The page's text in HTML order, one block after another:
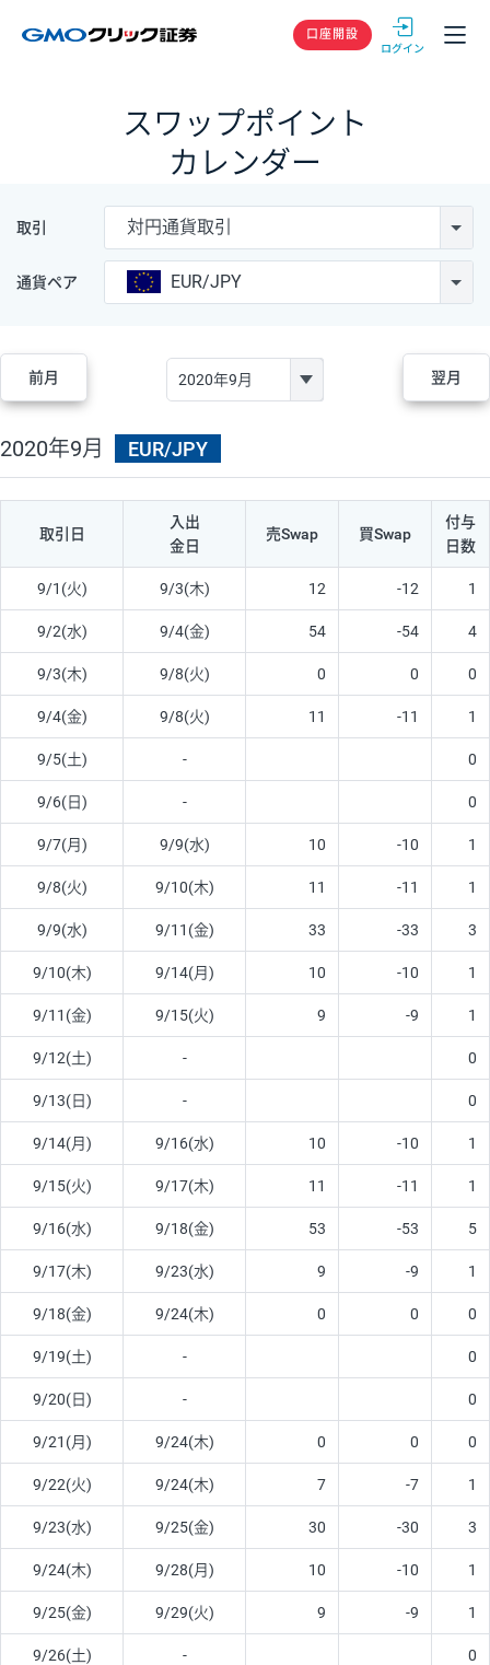
GMOクリック
口座開設
スワップポイント
カレンダー
取引 対円通貨取引
通貨ペア EUR/JPY
前月 翌月
2020年9月 EUR/JPY
取引日
入出
金日
売Swap 買Swap
付与
日数
9/1(火) 9/3(木) 12 -12 1
9/2(水) 9/4(金) 54 -54 4
9/3(木) 9/8(火) 0 0 0
9/4(金) 9/8(火) 11 -11 1
9/5(土) - 0
9/6(日) - 0
9/7(月) 9/9(水) 10 -10 1
9/8(火) 9/10(木) 11 -11 1
9/9(水) 9/11(金) 33 -33 3
9/10(木) 9/14(月) 10 -10 1
9/11(金) 9/15(火) 9 -9 1
9/12(土) - 0
9/13(日) - 0
9/14(月) 9/16(水) 10 -10 1
9/15(火) 9/17(木) 11 -11 1
9/16(水) 9/18(金) 53 -53 5
9/17(木) 9/23(水) 9 -9 1
9/18(金) 9/24(木) 0 0 0
9/19(土) - 0
9/20(日) - 0
9/21(月) 9/24(木) 0 0 0
9/22(火) 9/24(木) 7 -7 1
9/23(水) 9/25(金) 30 -30 3
9/24(木) 9/28(月) 10 -10 1
9/25(金) 9/29(火) 9 -9 1
9/26(土) - 0